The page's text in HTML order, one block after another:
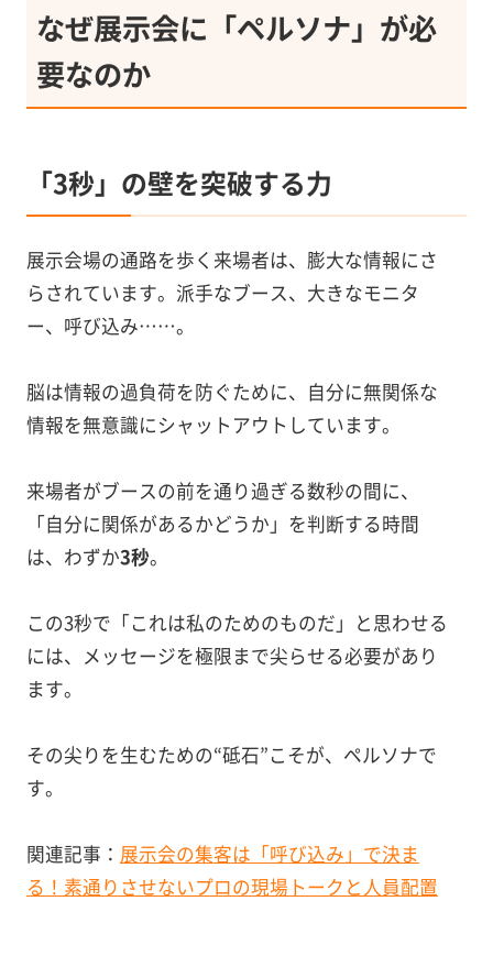
なぜ展示会に「ペルソナ」が必
要なのか
「3秒」の壁を突破する力
展示会場の通路を歩く来場者は、膨大な情報にさ
らされています。派手なブース、大きなモニタ
ー、呼び込み……。
脳は情報の過負荷を防ぐために、自分に無関係な
情報を無意識にシャットアウトしています。
来場者がブースの前を通り過ぎる数秒の間に、
「自分に関係があるかどうか」を判断する時間
は、わずか3秒。
この3秒で「これは私のためのものだ」と思わせる
には、メッセージを極限まで尖らせる必要があり
ます。
その尖りを生むための“砥石”こそが、ペルソナで
す。
関連記事： 展示会の集客は「呼び込み」で決ま
る！素通りさせないプロの現場トークと人員配置